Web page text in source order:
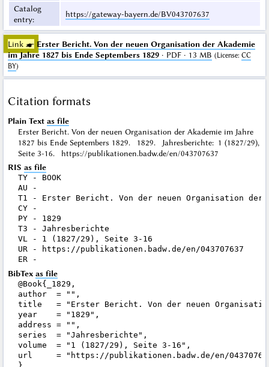
Catalog
entry:
https://gateway-bayern.de/BV043707637
Link ☛ Erster Bericht. Von der neuen Organisation der Akademie
im Jahre 1827 bis Ende Septembers 1829· PDF · 13 MB (License: CC
BY)
Citation formats
Plain Text as file
Erster Bericht. Von der neuen Organisation der Akademie im Jahre
1827 bis Ende Septembers 1829. 1829. Jahresberichte: 1 (1827/29),
Seite 3-16. https://publikationen.badw.de/en/043707637
RIS as file
TY - BOOK
AU -
T1 - Erster Bericht. Von der neuen Organisation der
CY -
PY - 1829
T3 - Jahresberichte
VL - 1 (1827/29), Seite 3-16
UR - https://publikationen.badw.de/en/043707637
BibTex as file
@Book{_1829,
author  = "",
title   = "Erster Bericht. Von der neuen Organisation
year    = "1829",
address = "",
series  = "Jahresberichte",
volume  = "1 (1827/29), Seite 3-16",
url     = "https://publikationen.badw.de/en/